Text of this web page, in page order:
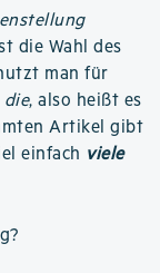
die Wahl des
man für
die, also heißt es
Artikel gibt
einfach viele
?